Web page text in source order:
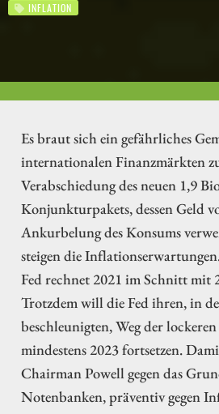
INFLATION
Es braut sich ein gefährliches
internationalen Finanzmärkten
Verabschiedung des neuen 1,9
Konjunkturpakets, dessen Geld
Ankurbelung des Konsums
steigen die
Fed rechnet 2021 im Schnitt mit
Trotzdem will die Fed ihren, in
beschleunigten, Weg der
mindestens 2023 fortsetzen.
Chairman Powell gegen das
Notenbanken, präventiv gegen